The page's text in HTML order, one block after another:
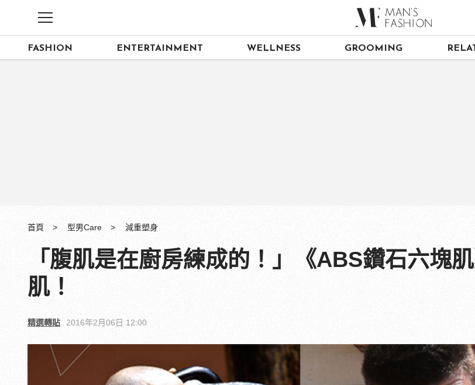
FASHION ENTERTAINMENT WELLNESS GROOMING
首頁 型男Care 減重塑身
「腹肌是在廚房練成的！」《ABS鑽石六塊
肌！
精選轉貼 2016年2月06日 12:00